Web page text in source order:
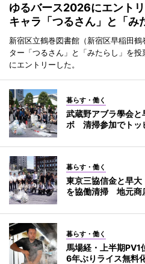
ゆるバース2026にエント
キャラ「つるさん」と「み
新宿区立鶴巻図書館（新宿区早稲田
ター「つるさん」と「みたらし」を
にエントリーした。
暮らす・働く
武蔵野アブラ學会
ボ 清掃参加でトッ
暮らす・働く
東京三協信金と早
を協働清掃 地元商
暮らす・働く
馬場経・上半期PV1
6年ぶりライス無料